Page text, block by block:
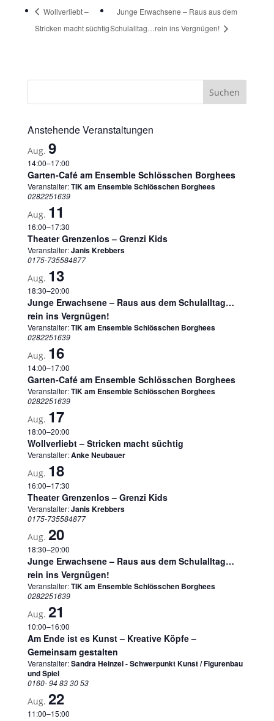
Wollverliebt –
Stricken macht süchtig
Junge Erwachsene – Raus aus dem
Schulalltag…rein ins Vergnügen!
Anstehende Veranstaltungen
Aug. 9
14:00–17:00
Garten-Café am Ensemble Schlösschen Borghees
Veranstalter:TIK am Ensemble Schlösschen Borghees
0282251639
Aug. 11
16:00–17:30
Theater Grenzenlos – Grenzi Kids
Veranstalter:Janis Krebbers
0175-735584877
Aug. 13
18:30–20:00
Junge Erwachsene – Raus aus dem Schulalltag…
rein ins Vergnügen!
Veranstalter:TIK am Ensemble Schlösschen Borghees
0282251639
Aug. 16
14:00–17:00
Garten-Café am Ensemble Schlösschen Borghees
Veranstalter:TIK am Ensemble Schlösschen Borghees
0282251639
Aug. 17
18:00–20:00
Wollverliebt – Stricken macht süchtig
Veranstalter:Anke Neubauer
Aug. 18
16:00–17:30
Theater Grenzenlos – Grenzi Kids
Veranstalter:Janis Krebbers
0175-735584877
Aug. 20
18:30–20:00
Junge Erwachsene – Raus aus dem Schulalltag…
rein ins Vergnügen!
Veranstalter:TIK am Ensemble Schlösschen Borghees
0282251639
Aug. 21
10:00–16:00
Am Ende ist es Kunst – Kreative Köpfe –
Gemeinsam gestalten
Veranstalter:Sandra Heinzel - Schwerpunkt Kunst / Figurenbau
und Spiel
0160- 94 83 30 53
Aug. 22
11:00–15:00